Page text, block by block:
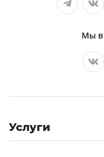
Мы в
Услуги